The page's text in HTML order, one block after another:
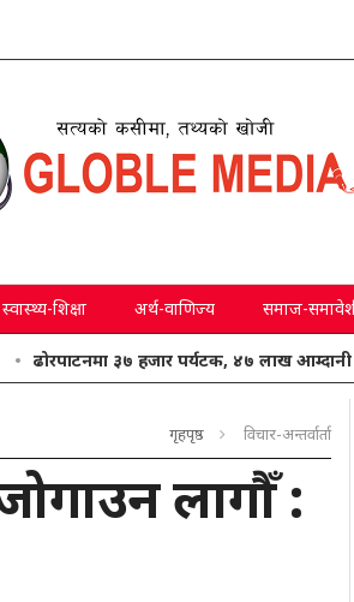
स्वास्थ्य-शिक्षा अर्थ-वाणिज्य समाज-
३७ हजार पर्यटक, ४७ लाख आम्दानी
गृहपृष्ठ विचार-अन्तर्वार्ता
लागौँ :